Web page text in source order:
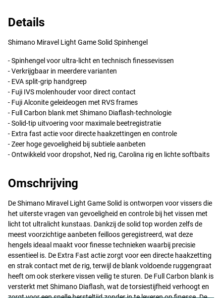
Details
Shimano Miravel Light Game Solid Spinhengel
- Spinhengel voor ultra-licht en technisch finessevissen
- Verkrijgbaar in meerdere varianten
- EVAsplit-grip handgreep
- Fuji IVS molenhouder voor direct contact
- Fuji Alconite geleideogen met RVSframes
- Full Carbon blank met Shimano Diaflash-technologie
- Solid-tip uitvoering voor maximale beetregistratie
- Extra fast actie voor directe haakzettingen en controle
- Zeer hoge gevoeligheid bij subtiele aanbeten
- Ontwikkeld voor dropshot, Ned rig, Carolina rig en lichte softbaits
Omschrijving
De Shimano Miravel Light Game Solid is ontworpen voor vissers die
het uiterste vragen van gevoeligheid en controle bij het vissen met
licht tot ultralicht kunstaas. Dankzij de solid top worden zelfs de
meest voorzichtige aanbeten feilloos geregistreerd, wat deze
hengels ideaal maakt voor finesse technieken waarbij precisie
essentieel is. De Extra Fast actie zorgt voor een directe haakzetting
en strak contact met de rig, terwijl de blank voldoende ruggengraat
heeft om ook sterkere vissen veilig te sturen. De Full Carbon blank is
versterkt met Shimano Diaflash, wat de torsiestijfheid verhoogt en